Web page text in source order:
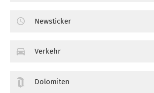
Newsticker
Verkehr
Dolomiten